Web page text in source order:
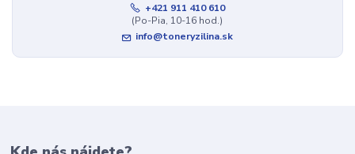
+421 911 410 610
(Po-Pia, 10-16 hod.)
info@toneryzilina.sk